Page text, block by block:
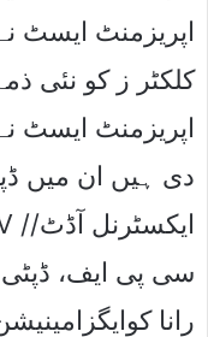
اپریزمنٹ ایسٹ
کلکٹر ز کو نئی
اپریزمنٹ ایسٹ
دی ہیں ان میں
سی پی ایف،
رانا